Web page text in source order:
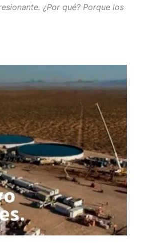
¿Por qué? Porque los